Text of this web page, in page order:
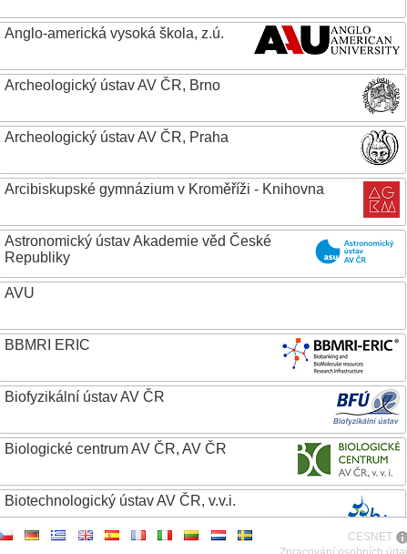
Anglo-americká vysoká škola, z.ú.
Archeologický ústav AV ČR, Brno
Archeologický ústav AV ČR, Praha
Arcibiskupské gymnázium v Kroměříži - Knihovna
Astronomický ústav Akademie věd České
Republiky
AVU
BBMRI ERIC
Biofyzikální ústav AV ČR
Biologické centrum AV ČR, AV ČR
Biotechnologický ústav AV ČR, v.v.i.
CESNET